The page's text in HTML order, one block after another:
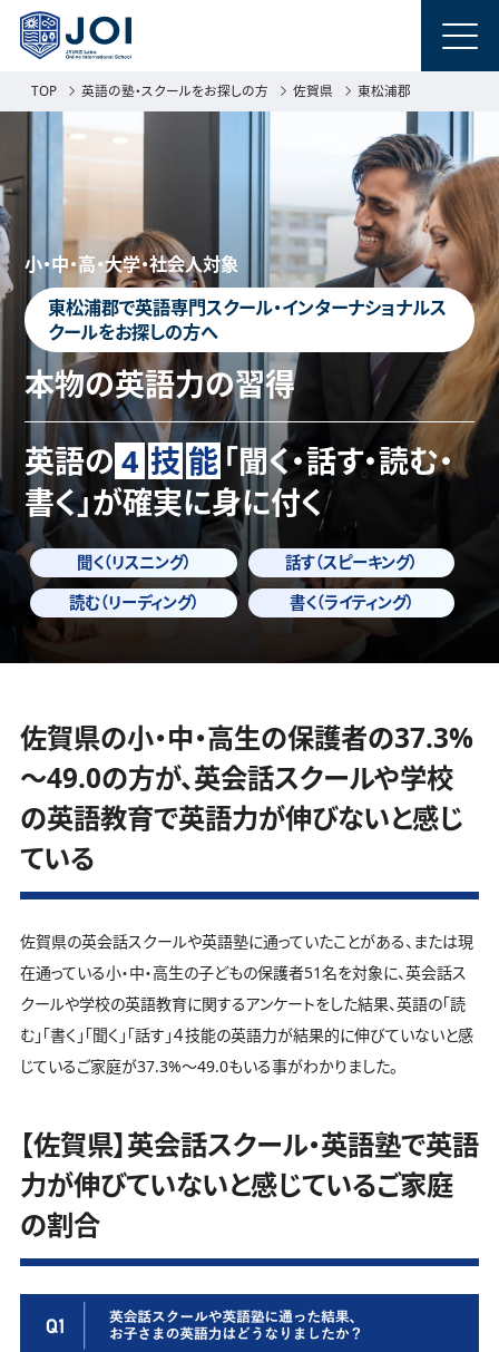
TOP 英語の塾・スクールをお探しの方 佐賀県 東松浦郡
小・中・高・大学・社会人対象
東松浦郡で英語専門スクール・インターナショナルス
クールをお探しの方へ
本物の英語力の習得
英語の 4 技能 「聞く・話す・読む・
書く」が確実に身に付く
聞く（リスニング）
話す（スピーキング）
読む（リーディング）
書く（ライティング）
佐賀県の小・中・高生の保護者の37.3%
～49.0の方が、英会話スクールや学校
の英語教育で英語力が伸びないと感じ
ている
佐賀県の英会話スクールや英語塾に通っていたことがある、または現
在通っている小・中・高生の子どもの保護者51名を対象に、英会話ス
クールや学校の英語教育に関するアンケートをした結果、英語の「読
む」「書く」「聞く」「話す」４技能の英語力が結果的に伸びていないと感
じているご家庭が37.3%～49.0もいる事がわかりました。
【佐賀県】英会話スクール・英語塾で英語
力が伸びていないと感じているご家庭
の割合